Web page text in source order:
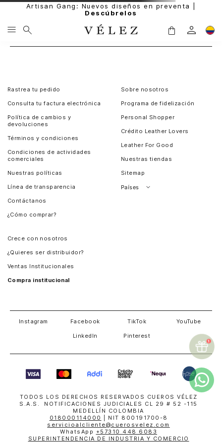
Artisan Gang: Nuevos diseños en preventa |
Descúbrelos
Rastrea tu pedido
Consulta tu factura electrónica
Política de cambios y
devoluciones
Términos y condiciones
Condiciones de actividades
comerciales
Nuestras políticas
Línea de transparencia
Contáctanos
¿Cómo comprar?
Sobre nosotros
Programa de fidelización
Personal Shopper
Crédito Leather Lovers
Leather For Good
Nuestras tiendas
Sitemap
Países
Crece con nosotros
¿Quieres ser distribuidor?
Ventas Institucionales
Compra institucional
Instagram Facebook TikTok YouTube
LinkedIn Pinterest
TODOS LOS DERECHOS RESERVADOS CUEROS VÉLEZ
S.A.S. NOTIFICACIONES JUDICIALES CL 29 # 52 -115
MEDELLÍN COLOMBIA
018000114000
| NIT 800191700-8
servicioalcliente@cuerosvelez.com
WhatsApp +57310 448 6083
SUPERINTENDENCIA DE INDUSTRIA Y COMERCIO